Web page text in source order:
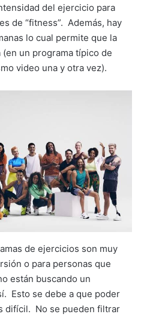
del ejercicio para
de “fitness”. Además, hay
lo cual permite que la
un programa típico de
video una y otra vez).
de ejercicios son muy
o para personas que
están buscando un
Esto se debe a que poder
difícil. No se pueden filtrar